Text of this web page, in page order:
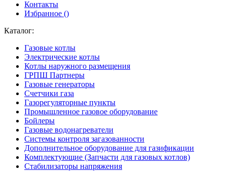
Контакты
Избранное ()
Каталог:
Газовые котлы
Электрические котлы
Котлы наружного размещения
ГРПШ Партнеры
Газовые генераторы
Счетчики газа
Газорегуляторные пункты
Промышленное газовое оборудование
Бойлеры
Газовые водонагреватели
Системы контроля загазованности
Дополнительное оборудование для газификации
Комплектующие (Запчасти для газовых котлов)
Стабилизаторы напряжения